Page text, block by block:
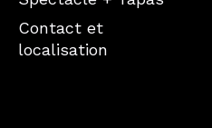
Contact et
localisation